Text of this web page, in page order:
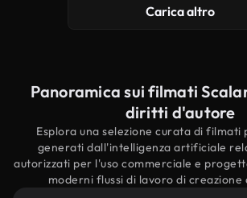
Carica altro
Panoramica sui filmati
diritti d'autore
Esplora una selezione curata di filmati
generati dall'intelligenza artificiale
autorizzati per l'uso commerciale e
moderni flussi di lavoro di creazione